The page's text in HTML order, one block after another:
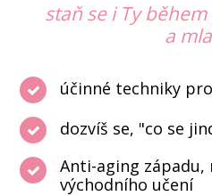
staň se i Ty
a
účinné techniky
dozvíš se, "co se
Anti-aging
východního učení